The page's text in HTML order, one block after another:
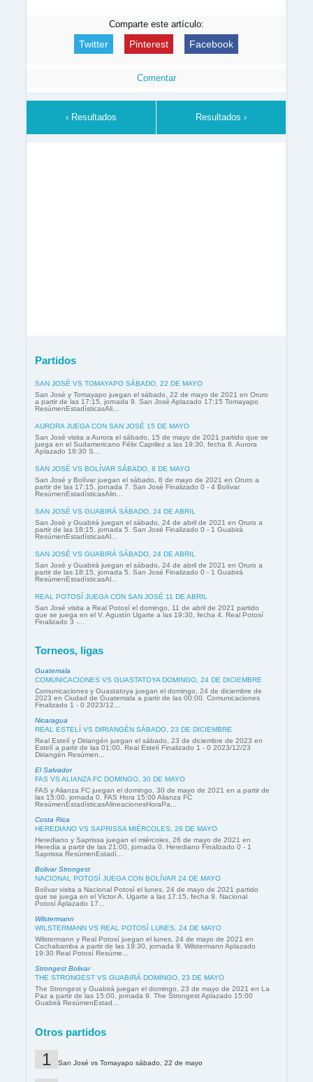
Comparte este artículo:
Twitter Pinterest Facebook
Comentar
‹ Resultados Resultados ›
Partidos
SAN JOSÉ VS TOMAYAPO SÁBADO, 22 DE MAYO
San José y Tomayapo juegan el sábado, 22 de mayo de 2021 en Oruro
a partir de las 17:15, jornada 9. San José Aplazado 17:15 Tomayapo
ResúmenEstadísticasAli...
AURORA JUEGA CON SAN JOSÉ 15 DE MAYO
San José visita a Aurora el sábado, 15 de mayo de 2021 partido que se
juega en el Sudamericano Félix Caprilez a las 19:30, fecha 8. Aurora
Aplazado 19:30 S...
SAN JOSÉ VS BOLÍVAR SÁBADO, 8 DE MAYO
San José y Bolívar juegan el sábado, 8 de mayo de 2021 en Oruro a
partir de las 17:15, jornada 7. San José Finalizado 0 - 4 Bolívar
ResúmenEstadísticasAlin...
SAN JOSÉ VS GUABIRÁ SÁBADO, 24 DE ABRIL
San José y Guabirá juegan el sábado, 24 de abril de 2021 en Oruro a
partir de las 18:15, jornada 5. San José Finalizado 0 - 1 Guabirá
ResúmenEstadísticasAl...
SAN JOSÉ VS GUABIRÁ SÁBADO, 24 DE ABRIL
San José y Guabirá juegan el sábado, 24 de abril de 2021 en Oruro a
partir de las 18:15, jornada 5. San José Finalizado 0 - 1 Guabirá
ResúmenEstadísticasAl...
REAL POTOSÍ JUEGA CON SAN JOSÉ 11 DE ABRIL
San José visita a Real Potosí el domingo, 11 de abril de 2021 partido
que se juega en el V. Agustín Ugarte a las 19:30, fecha 4. Real Potosí
Finalizado 3 -...
Torneos, ligas
Guatemala
COMUNICACIONES VS GUASTATOYA DOMINGO, 24 DE DICIEMBRE
Comunicaciones y Guastatoya juegan el domingo, 24 de diciembre de
2023 en Ciudad de Guatemala a partir de las 00:00. Comunicaciones
Finalizado 1 - 0 2023/12...
Nicaragua
REAL ESTELÍ VS DIRIANGÉN SÁBADO, 23 DE DICIEMBRE
Real Estelí y Diriangén juegan el sábado, 23 de diciembre de 2023 en
Estelí a partir de las 01:00. Real Estelí Finalizado 1 - 0 2023/12/23
Diriangén Resúmen...
El Salvador
FAS VS ALIANZA FC DOMINGO, 30 DE MAYO
FAS y Alianza FC juegan el domingo, 30 de mayo de 2021 en a partir de
las 15:00, jornada 0. FAS Hora 15:00 Alianza FC
ResúmenEstadísticasAlineacionesHoraPa...
Costa Rica
HEREDIANO VS SAPRISSA MIÉRCOLES, 26 DE MAYO
Herediano y Saprissa juegan el miércoles, 26 de mayo de 2021 en
Heredia a partir de las 21:00, jornada 0. Herediano Finalizado 0 - 1
Saprissa ResúmenEstadí...
Bolivar Strongest
NACIONAL POTOSÍ JUEGA CON BOLÍVAR 24 DE MAYO
Bolívar visita a Nacional Potosí el lunes, 24 de mayo de 2021 partido
que se juega en el Victor A. Ugarte a las 17:15, fecha 9. Nacional
Potosí Aplazado 17...
Wilstermann
WILSTERMANN VS REAL POTOSÍ LUNES, 24 DE MAYO
Wilstermann y Real Potosí juegan el lunes, 24 de mayo de 2021 en
Cochabamba a partir de las 19:30, jornada 9. Wilstermann Aplazado
19:30 Real Potosí Resúme...
Strongest Bolivar
THE STRONGEST VS GUABIRÁ DOMINGO, 23 DE MAYO
The Strongest y Guabirá juegan el domingo, 23 de mayo de 2021 en La
Paz a partir de las 15:00, jornada 9. The Strongest Aplazado 15:00
Guabirá ResúmenEstad...
Otros partidos
San José vs Tomayapo sábado, 22 de mayo